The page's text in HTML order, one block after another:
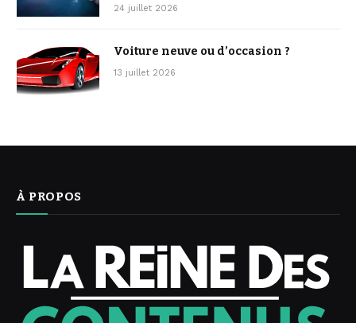
24 juillet 2026
Voiture neuve ou d’occasion ?
13 juillet 2026
À PROPOS